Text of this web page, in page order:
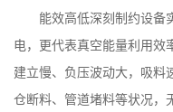
能效高低深刻制约设备
电，更代表真空能量利用效
建立慢、负压波动大，吸料
仓断料、管道堵料等状况，